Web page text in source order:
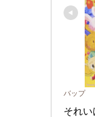
バップ
それい